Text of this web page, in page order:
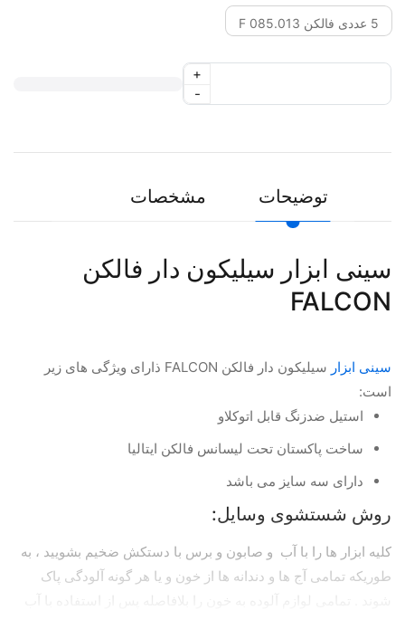
5 عددی فالکن F 085.013
-
+
توضیحات مشخصات
سینی ابزار سیلیکون دار فالکن
FALCON
سینی ابزار
سیلیکون دار فالکن FALCON ذارای ویژگی های زیر
است:
استیل ضدزنگ قابل اتوکلاو
ساخت پاکستان تحت لیسانس فالکن ایتالیا
دارای سه سایز می باشد
روش شستشوی وسایل:
کلیه ابزار ها را با آب و صابون و برس با دستکش ضخیم بشویید ، به
طوریکه تمامی آج ها و دندانه ها از خون و یا هر گونه آلودگی پاک
شوند . تمامی لوازم آلوده به خون را بلافاصله پس از استفاده با آب